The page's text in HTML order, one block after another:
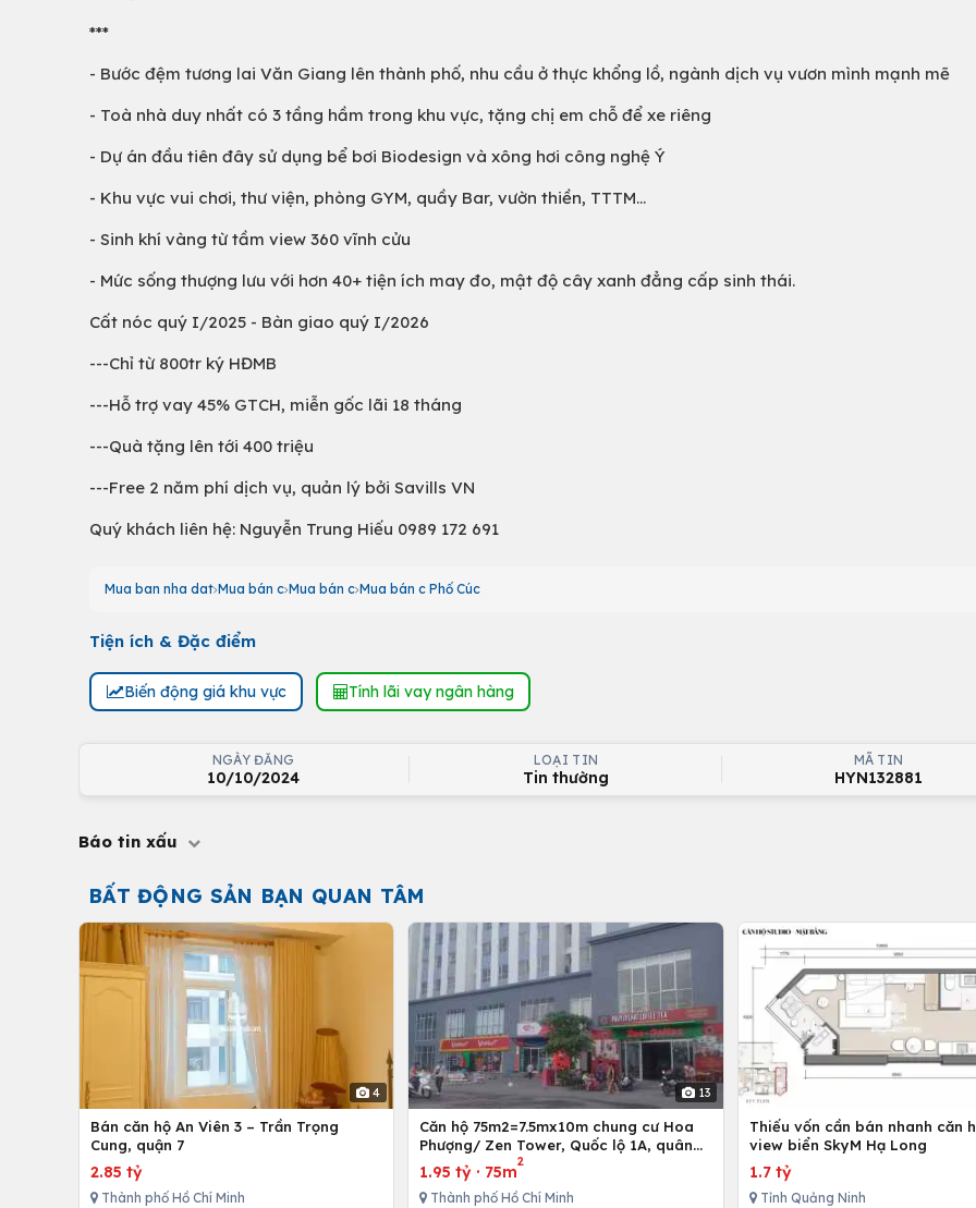
***
- Bước đệm tương lai Văn Giang lên thành phố, nhu cầu ở thực khổng lồ, ngành dịch vụ vươn mình mạnh mẽ
- Toà nhà duy nhất có 3 tầng hầm trong khu vực, tặng chị em chỗ để xe riêng
- Dự án đầu tiên đây sử dụng bể bơi Biodesign và xông hơi công nghệ Ý
- Khu vực vui chơi, thư viện, phòng GYM, quầy Bar, vườn thiền, TTTM...
- Sinh khí vàng từ tầm view 360 vĩnh cửu
- Mức sống thượng lưu với hơn 40+ tiện ích may đo, mật độ cây xanh đẳng cấp sinh thái.
Cất nóc quý I/2025 - Bàn giao quý I/2026
---Chỉ từ 800tr ký HĐMB
---Hỗ trợ vay 45% GTCH, miễn gốc lãi 18 tháng
---Quà tặng lên tới 400 triệu
---Free 2 năm phí dịch vụ, quản lý bởi Savills VN
Quý khách liên hệ: Nguyễn Trung Hiếu 0989 172 691
Mua ban nha dat Mua bán c Mua bán c Mua bán c Phố Cúc
Tiện ích & Đặc điểm
Biến động giá khu vực Tính lãi vay ngân hàng
NGÀY ĐĂNG
10/10/2024
LOẠI TIN
Tin thường
MÃ TIN
HYN132881
Báo tin xấu
BẤT ĐỘNG SẢN BẠN QUAN TÂM
4
Bán căn hộ An Viên 3 – Trần Trọng
Cung, quận 7
2.85 tỷ
Thành phố Hồ Chí Minh
13
Căn hộ 75m2=7.5mx10m chung cư Hoa
Phượng/ Zen Tower, Quốc lộ 1A, quân
12,Tp. Hồ Chí Minh, Việt Nam
1.95 tỷ · 75m
2
Thành phố Hồ Chí Minh
Thiếu vốn cần bán nhanh căn
view biển SkyM Hạ Long
1.7 tỷ
Tỉnh Quảng Ninh